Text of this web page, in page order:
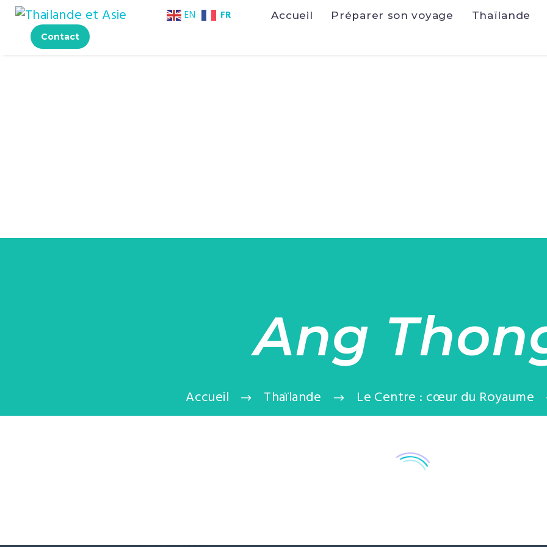
EN FR Accueil Préparer son voyage Thaïlande
Contact
Ang
Accueil Thaïlande Le Centre : cœur du Royaume